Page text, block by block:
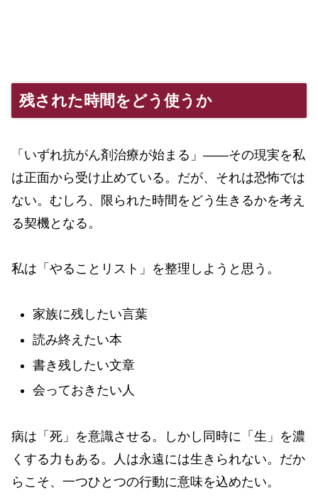
残された時間をどう使うか
「いずれ抗がん剤治療が始まる」――その現実を私
は正面から受け止めている。だが、それは恐怖では
ない。むしろ、限られた時間をどう生きるかを考え
る契機となる。
私は「やることリスト」を整理しようと思う。
家族に残したい言葉
読み終えたい本
書き残したい文章
会っておきたい人
病は「死」を意識させる。しかし同時に「生」を濃
くする力もある。人は永遠には生きられない。だか
らこそ、一つひとつの行動に意味を込めたい。